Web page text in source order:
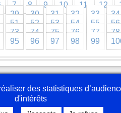
7 8 9 10 11 12
29 30 31 32 33 34
51 52 53 54 55 56
73 74 75 76 77 78
95 96 97 98 99
Nous
des statistiques
d'intérêts